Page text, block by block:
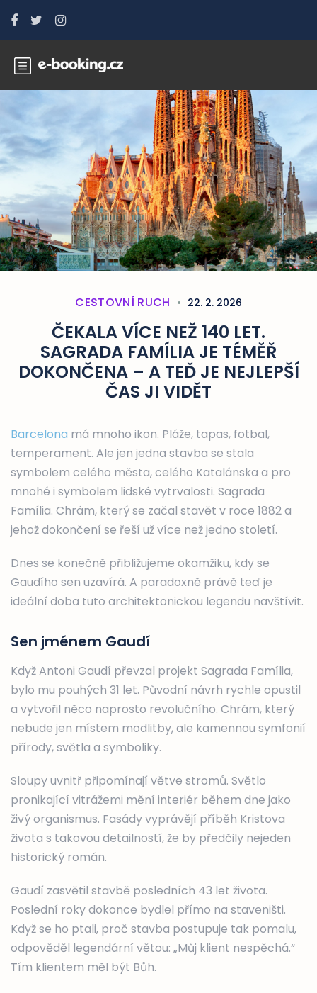
CESTOVNÍ RUCH 22. 2. 2026
ČEKALA VÍCE NEŽ 140 LET.
SAGRADA FAMÍLIA JE TÉMĚŘ
DOKONČENA – A TEĎ JE NEJLEPŠÍ
ČAS JI VIDĚT
Barcelona má mnoho ikon. Pláže, tapas, fotbal,
temperament. Ale jen jedna stavba se stala
symbolem celého města, celého Katalánska a pro
mnohé i symbolem lidské vytrvalosti. Sagrada
Família. Chrám, který se začal stavět v roce 1882 a
jehož dokončení se řeší už více než jedno století.
Dnes se konečně přibližujeme okamžiku, kdy se
Gaudího sen uzavírá. A paradoxně právě teď je
ideální doba tuto architektonickou legendu navštívit.
Sen jménem Gaudí
Když Antoni Gaudí převzal projekt Sagrada Família,
bylo mu pouhých 31 let. Původní návrh rychle opustil
a vytvořil něco naprosto revolučního. Chrám, který
nebude jen místem modlitby, ale kamennou symfonií
přírody, světla a symboliky.
Sloupy uvnitř připomínají větve stromů. Světlo
pronikající vitrážemi mění interiér během dne jako
živý organismus. Fasády vyprávějí příběh Kristova
života s takovou detailností, že by předčily nejeden
historický román.
Gaudí zasvětil stavbě posledních 43 let života.
Poslední roky dokonce bydlel přímo na staveništi.
Když se ho ptali, proč stavba postupuje tak pomalu,
odpověděl legendární větou: „Můj klient nespěchá.“
Tím klientem měl být Bůh.